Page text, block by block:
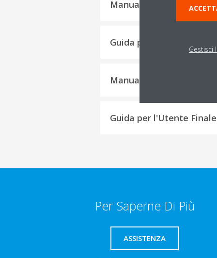
Manuale di Installazione
Guida per l'Installatore
Manuale Operativo
Guida per l'Utente Finale
Per Saperne Di Più
ASSISTENZA
Gestisci